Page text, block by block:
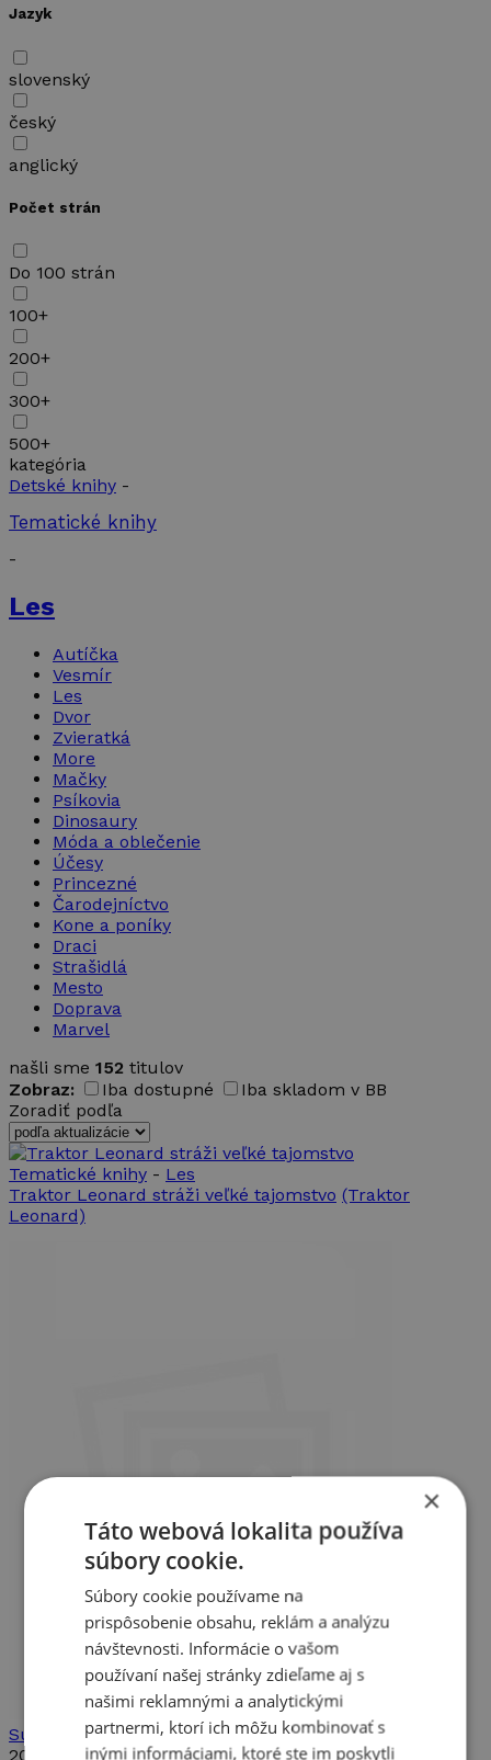
Jazyk
slovenský
český
anglický
Počet strán
Do 100 strán
100+
200+
300+
500+
kategória
Detské knihy -
Tematické knihy
-
Les
Autíčka
Vesmír
Les
Dvor
Zvieratká
More
Mačky
Psíkovia
Dinosaury
Móda a oblečenie
Účesy
Princezné
Čarodejníctvo
Kone a poníky
Draci
Strašidlá
Mesto
Doprava
Marvel
našli sme 152 titulov
Zobraz:
Iba dostupné
Iba skladom v BB
Zoradiť podľa
Tematické knihy - Les
Traktor Leonard stráži veľké tajomstvo (Traktor
Leonard)
Suza Kolbová
2026
×
Táto webová lokalita používa
súbory cookie.
Súbory cookie používame na
prispôsobenie obsahu, reklám a analýzu
návštevnosti. Informácie o vašom
používaní našej stránky zdieľame aj s
našimi reklamnými a analytickými
partnermi, ktorí ich môžu kombinovať s
inými informáciami, ktoré ste im poskytli